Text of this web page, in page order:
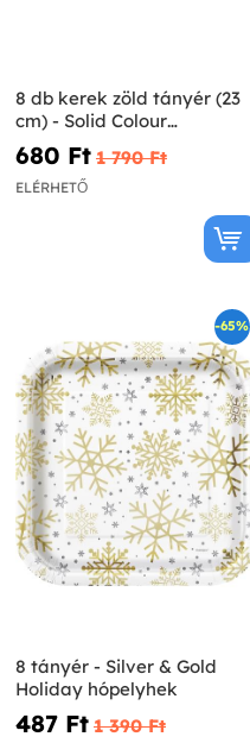
8 db kerek zöld tányér (23
cm) - Solid Colour
Tableware
680 Ft‎ 1 790 Ft‎
ELÉRHETŐ
-65%
8 tányér - Silver & Gold
Holiday hópelyhek
487 Ft‎ 1 390 Ft‎